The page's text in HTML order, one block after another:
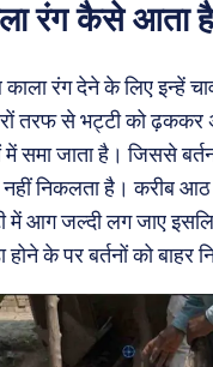
रंग कैसे आता है
काला रंग देने के लिए इन्हें
तरफ से भट्टी को
में समा जाता है। जिससे
निकलता है। करीब
में आग जल्दी लग जाए
के पर बर्तनों को बाहर